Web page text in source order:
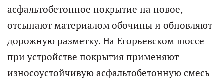
асфальтобетонное покрытие на новое,
отсыпают материалом обочины и обновляют
дорожную разметку. На Егорьевском шоссе
при устройстве покрытия применяют
износоустойчивую асфальтобетонную смесь